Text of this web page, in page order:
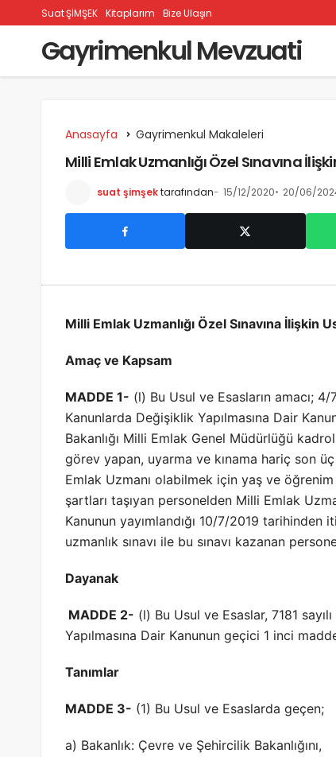
Suat ŞİMŞEK Kitaplarım Bize Ulaşın
Gayrimenkul Mevzuati
Anasayfa Gayrimenkul Makaleleri
Milli Emlak Uzmanlığı Özel Sınavına
suat şimşektarafından 15/12/2020 20/06/
Milli Emlak Uzmanlığı Özel Sınavına İlişkin
Amaç ve Kapsam
MADDE 1- (l) Bu Usul ve Esasların amacı;
Kanunlarda Değişiklik Yapılmasına Dair
Bakanlığı Milli Emlak Genel Müdürlüğü
görev yapan, uyarma ve kınama hariç son
Emlak Uzmanı olabilmek için yaş ve
şartları taşıyan personelden Milli Emlak
Kanunun yayımlandığı 10/7/2019
uzmanlık sınavı ile bu sınavı kazanan
Dayanak
MADDE 2- (l) Bu Usul ve Esaslar, 7181
Yapılmasına Dair Kanunun geçici 1 inci
Tanımlar
MADDE 3- (1) Bu Usul ve Esaslarda geçen;
a) Bakanlık: Çevre ve Şehircilik Bakanlığını,